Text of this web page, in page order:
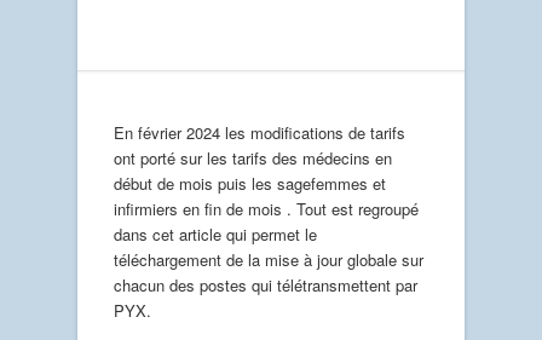
En février 2024 les modifications de tarifs
ont porté sur les tarifs des médecins en
début de mois puis les sagefemmes et
infirmiers en fin de mois . Tout est regroupé
dans cet article qui permet le
téléchargement de la mise à jour globale sur
chacun des postes qui télétransmettent par
PYX.